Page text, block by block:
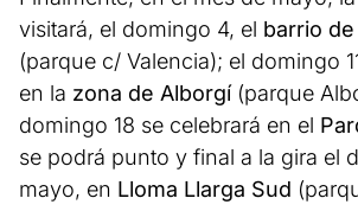
visitará, el domingo 4, el barrio
(parque c/ Valencia); el domingo
en la zona de Alborgí (parque
domingo 18 se celebrará en el
se podrá punto y final a la gira el
mayo, en Lloma Llarga Sud